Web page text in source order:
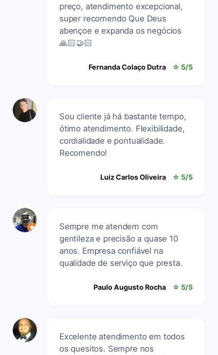
preço, atendimento excepcional,
super recomendo Que Deus
abençoe e expanda os negócios
🙏🏻🤝🏻
Fernanda Colaço Dutra ☆ 5/5
Sou cliente já há bastante tempo,
ótimo atendimento. Flexibilidade,
cordialidade e pontualidade.
Recomendo!
Luiz Carlos Oliveira ☆ 5/5
Sempre me atendem com
gentileza e precisão a quase 10
anos. Empresa confiável na
qualidade de serviço que presta.
Paulo Augusto Rocha ☆ 5/5
Excelente atendimento em todos
os quesitos. Sempre nos